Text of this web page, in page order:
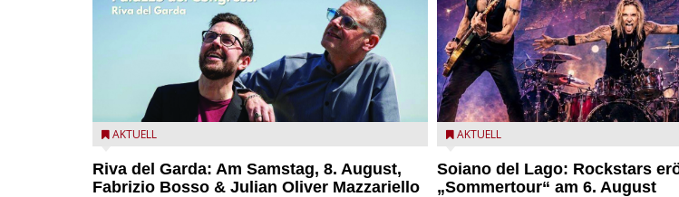
Fabrizio Bosso & Julian Oliver Mazzariello zu Gast beim
AKTUELL
Riva del Garda: Am Samstag, 8. August,
Fabrizio Bosso & Julian Oliver Mazzariello
Stef Burns, Will Hunt und Andrea
AKTUELL
Soiano del Lago: Rockstars
„Sommertour“ am 6. August